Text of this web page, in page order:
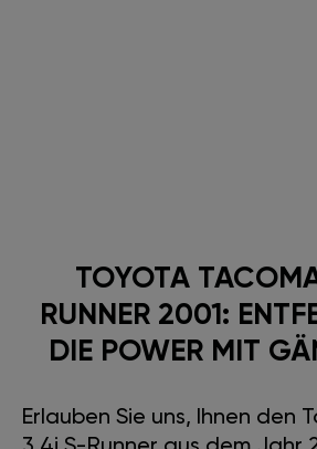
TOYOTA
RUNNER 2001:
DIE POWER MIT
Erlauben Sie uns, Ihnen den